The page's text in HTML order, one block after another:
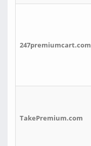
247premiumcart.com
TakePremium.com